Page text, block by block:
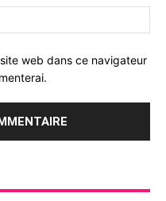
web dans ce navigateur